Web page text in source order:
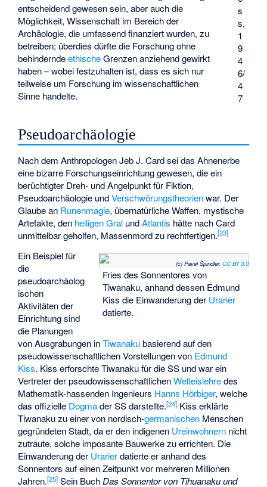
s
s,
1
9
4
6/
4
7
entscheidend gewesen sein, aber auch die
Möglichkeit, Wissenschaft im Bereich der
Archäologie, die umfassend finanziert wurden, zu
betreiben; überdies dürfte die Forschung ohne
behinderndeethischeGrenzen anziehend gewirkt
haben – wobei festzuhalten ist, dass es sich nur
teilweise um Forschung im wissenschaftlichen
Sinne handelte.
Pseudoarchäologie
Nach dem Anthropologen Jeb J. Card sei das Ahnenerbe
eine bizarre Forschungseinrichtung gewesen, die ein
berüchtigter Dreh- und Angelpunkt für Fiktion,
Pseudoarchäologie undVerschwörungstheorienwar. Der
Glaube an Runenmagie, übernatürliche Waffen, mystische
Artefakte, den heiligen Gral undAtlantis hätte nach Card
unmittelbar geholfen, Massenmord zu rechtfertigen.[23]
(c) Pavel Špindler, CC BY 3.0
Fries des Sonnentores von
Tiwanaku, anhand dessen Edmund
Kiss die Einwanderung der Urarier
datierte.
Ein Beispiel für
die
pseudoarchäolog
ischen
Aktivitäten der
Einrichtung sind
die Planungen
von Ausgrabungen inTiwanakubasierend auf den
pseudowissenschaftlichen Vorstellungen von Edmund
Kiss. Kiss erforschte Tiwanaku für die SS und war ein
Vertreter der pseudowissenschaftlichenWelteislehredes
Mathematik-hassenden Ingenieurs Hanns Hörbiger, welche
das offizielle Dogmader SS darstellte.[24] Kiss erklärte
Tiwanaku zu einer von nordisch-germanischen Menschen
gegründeten Stadt, da er den indigenen Ureinwohnern nicht
zutraute, solche imposante Bauwerke zu errichten. Die
Einwanderung der Urarierdatierte er anhand des
Sonnentors auf einen Zeitpunkt vor mehreren Millionen
Jahren.[25] Sein BuchDas Sonnentor von Tihuanaku und